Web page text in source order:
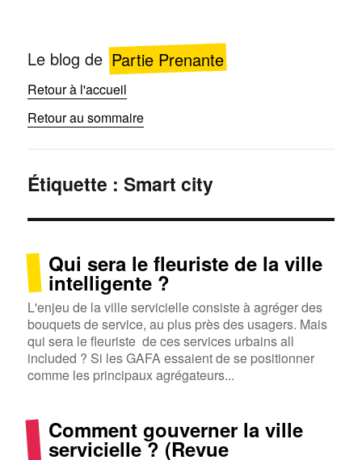
Le blog de Partie Prenante
Retour à l'accueil
Retour au sommaire
Étiquette :Smart city
Qui sera le fleuriste de la ville
intelligente ?
L'enjeu de la ville servicielle consiste à agréger des
bouquets de service, au plus près des usagers. Mais
qui sera le fleuriste de ces services urbains all
included ? Si les GAFA essaient de se positionner
comme les principaux agrégateurs...
Comment gouverner la ville
servicielle ? (Revue